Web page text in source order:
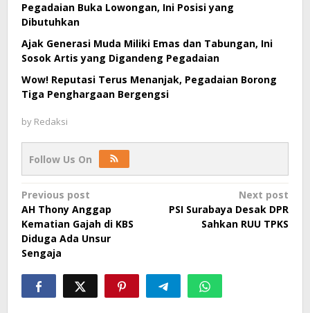
Pegadaian Buka Lowongan, Ini Posisi yang
Dibutuhkan
Ajak Generasi Muda Miliki Emas dan Tabungan, Ini
Sosok Artis yang Digandeng Pegadaian
Wow! Reputasi Terus Menanjak, Pegadaian Borong
Tiga Penghargaan Bergengsi
by Redaksi
Follow Us On
Post
navigation
Previous post
AH Thony Anggap
Kematian Gajah di KBS
Diduga Ada Unsur
Sengaja
Next post
PSI Surabaya Desak DPR
Sahkan RUU TPKS